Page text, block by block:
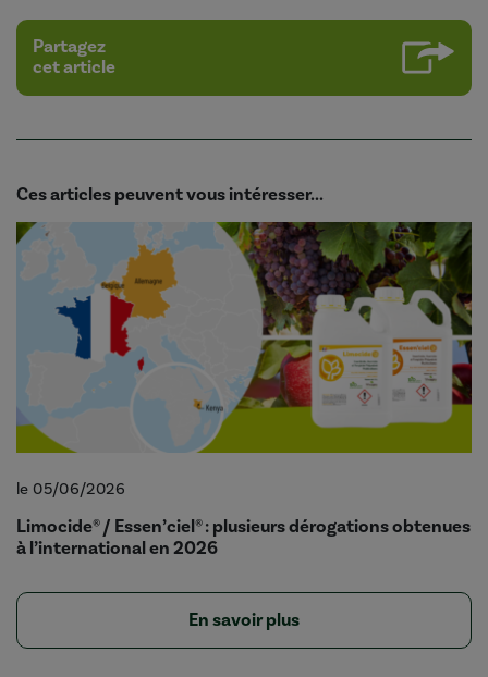
Partagez
cet article
Ces articles peuvent vous intéresser...
le 05/06/2026
Limocide® / Essen’ciel® : plusieurs dérogations obtenues
à l’international en 2026
En savoir plus